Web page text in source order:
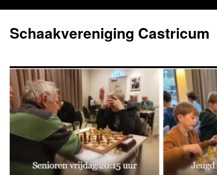
de
inhoud
Schaakvereniging Castricum